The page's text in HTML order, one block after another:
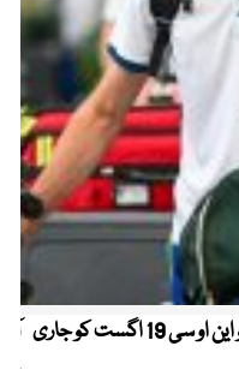
کیریبین پریمیئر لیگ ، قومی کرکٹرز کو این او سی 19 اگست کو جاری